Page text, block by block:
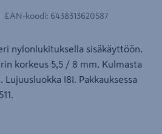
EAN-koodi: 6438313620587
nylonlukituksella sisäkäyttöön.
korkeus 5,5 / 8 mm. Kulmasta
I8I. Pakkauksessa